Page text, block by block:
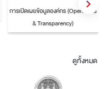
การเปิดเผยข้อมูลองค์กร (Open Data
& Transparency)
ดูทั้งหมด